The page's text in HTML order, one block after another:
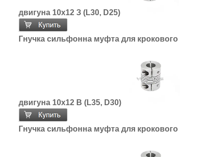
двигуна 10х12 З (L30, D25)
Гнучка сильфонна муфта для крокового
двигуна 10х12 В (L35, D30)
Гнучка сильфонна муфта для крокового